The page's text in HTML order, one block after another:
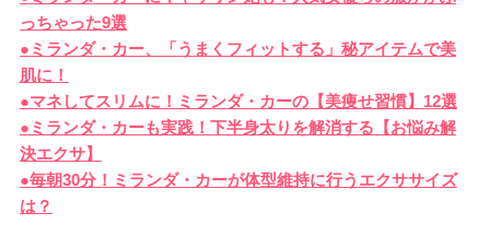
っちゃった9選
●ミランダ・カー、「うまくフィットする」秘アイテムで美
肌に！
●マネしてスリムに！ミランダ・カーの【美痩せ習慣】12選
●ミランダ・カーも実践！下半身太りを解消する【お悩み解
決エクサ】
●毎朝30分！ミランダ・カーが体型維持に行うエクササイズ
は？